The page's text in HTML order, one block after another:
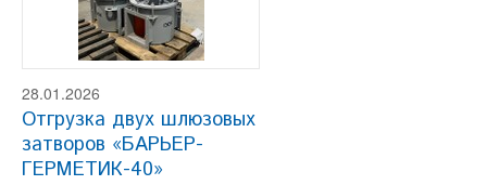
28.01.2026
Отгрузка двух шлюзовых
затворов «БАРЬЕР-
ГЕРМЕТИК-40»